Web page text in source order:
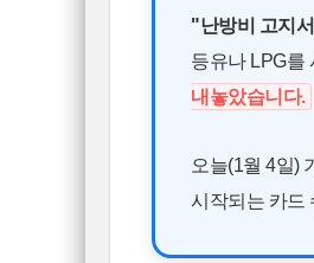
"난방비 고지
등유나 LPG를
내놓았습니다.
오늘(1월 4일)
시작되는 카드